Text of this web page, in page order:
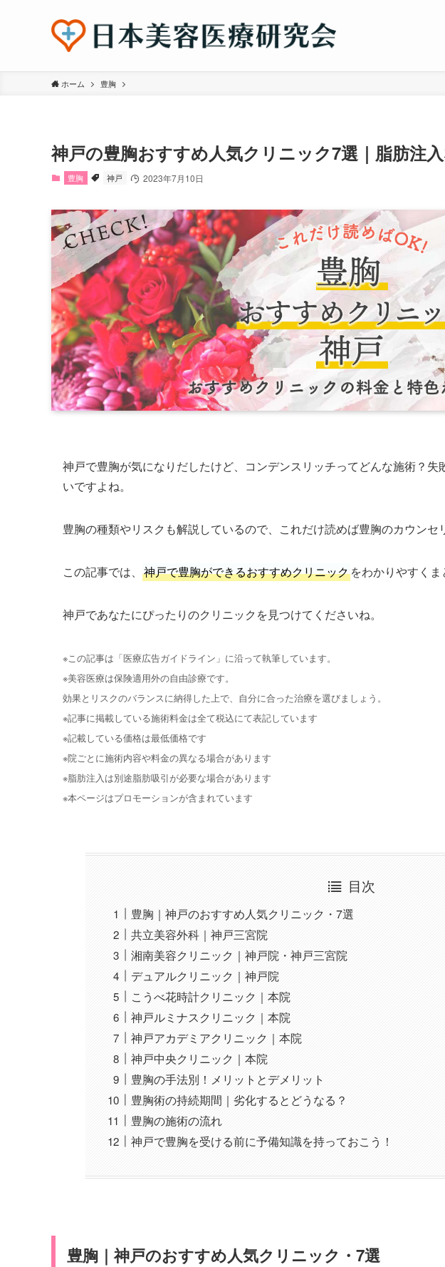
ホーム 豊胸
神戸の豊胸おすすめ人気クリニック7選｜脂肪注
豊胸 神戸 2023年7月10日
神戸で豊胸が気になりだしたけど、コンデンスリッチってどんな施術？
いですよね。
豊胸の種類やリスクも解説しているので、これだけ読めば豊胸のカウンセ
この記事では、 神戸で豊胸ができるおすすめクリニックをわかりやすくま
神戸であなたにぴったりのクリニックを見つけてくださいね。
※この記事は「医療広告ガイドライン」に沿って執筆しています。
※美容医療は保険適用外の自由診療です。
効果とリスクのバランスに納得した上で、自分に合った治療を選びましょう。
※記事に掲載している施術料金は全て税込にて表記しています
※記載している価格は最低価格です
※院ごとに施術内容や料金の異なる場合があります
※脂肪注入は別途脂肪吸引が必要な場合があります
※本ページはプロモーションが含まれています
目次
豊胸｜神戸のおすすめ人気クリニック・7選
共立美容外科｜神戸三宮院
湘南美容クリニック｜神戸院・神戸三宮院
デュアルクリニック｜神戸院
こうべ花時計クリニック｜本院
神戸ルミナスクリニック｜本院
神戸アカデミアクリニック｜本院
神戸中央クリニック｜本院
豊胸の手法別！メリットとデメリット
豊胸術の持続期間｜劣化するとどうなる？
豊胸の施術の流れ
神戸で豊胸を受ける前に予備知識を持っておこう！
豊胸｜神戸のおすすめ人気クリニック・7選